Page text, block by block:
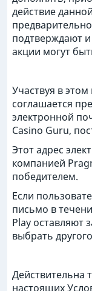
действие
подтверждают
акции могут
Участвуя в
соглашается
электронной
Casino Guru,
Этот адрес
компанией
победителем.
Если
письмо в
Play оставляют
выбрать
Действительна
настоящих